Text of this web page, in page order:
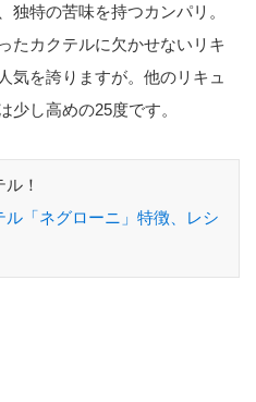
独特の苦味を持つカンパリ。
たカクテルに欠かせないリキ
気を誇りますが。他のリキュ
少し高めの25度です。
！
「ネグローニ」特徴、レシ